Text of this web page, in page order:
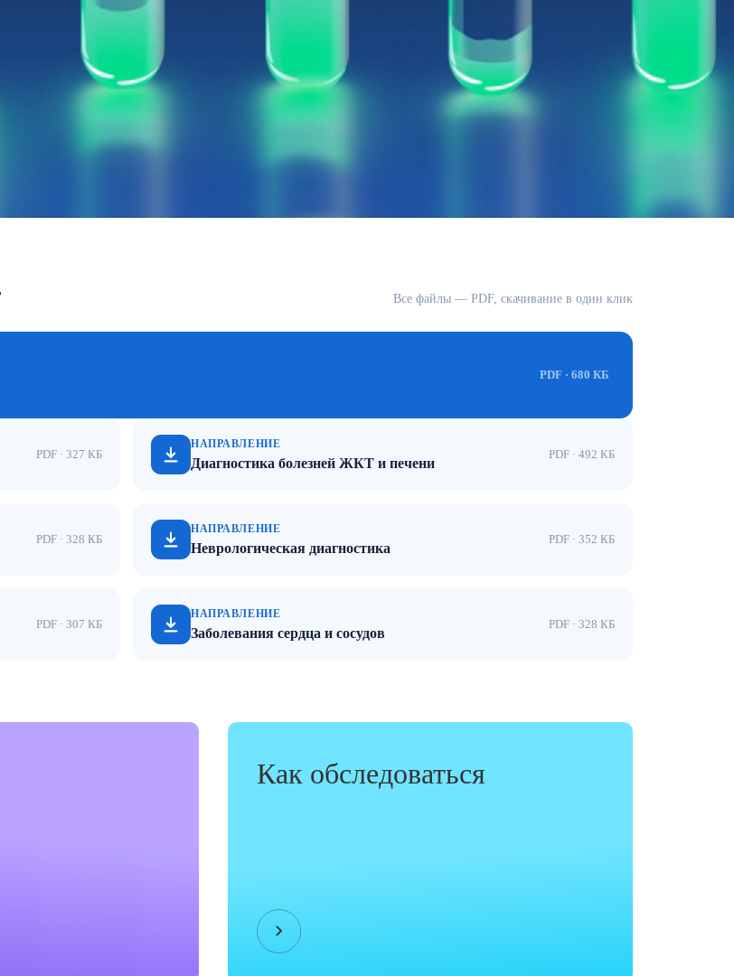
Все файлы — PDF, скачивание в один клик
Диагностика болезней ЖКТ и печени
Неврологическая диагностика
Заболевания сердца и сосудов
Как обследоваться